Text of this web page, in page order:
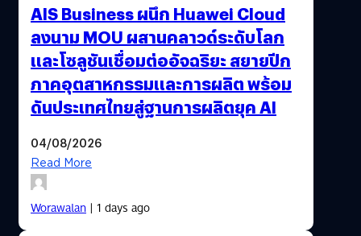
AIS Business ผนึก Huawei Cloud
ลงนาม MOU ผสานคลาวด์ระดับโลก
และโซลูชันเชื่อมต่ออัจฉริยะ สยายปีก
ภาคอุตสาหกรรมและการผลิต พร้อม
ดันประเทศไทยสู่ฐานการผลิตยุค AI
04/08/2026
Read More
Worawalan| 1 days ago